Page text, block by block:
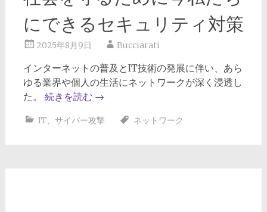
にできるセキュリティ対策
2025年8月9日 Bucciarati
インターネットの普及とIT技術の発展に伴い、あら
ゆる業界や個人の生活にネットワークが深く浸透し
た。 続きを読む →
IT、 サイバー攻撃 ネットワーク